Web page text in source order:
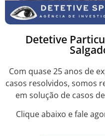
Detetive
Com quase 25 anos de
casos resolvidos, somos
em solução de casos
Clique abaixo e fale